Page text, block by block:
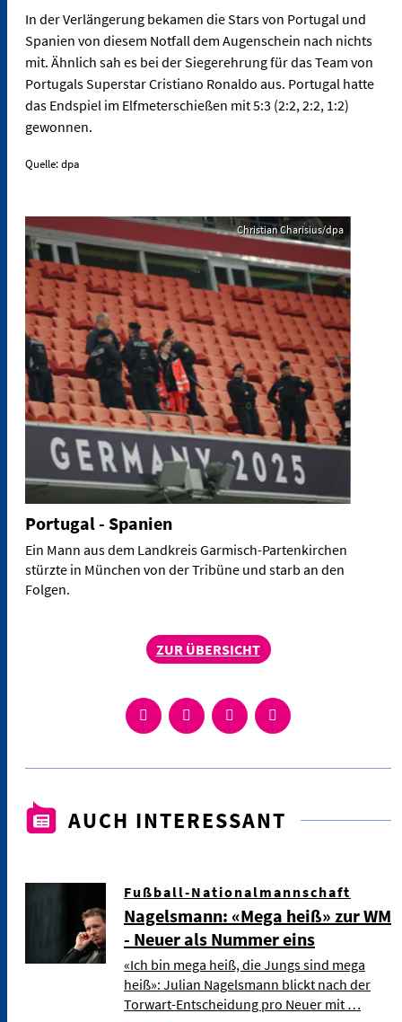
In der Verlängerung bekamen die Stars von Portugal und
Spanien von diesem Notfall dem Augenschein nach nichts
mit. Ähnlich sah es bei der Siegerehrung für das Team von
Portugals Superstar Cristiano Ronaldo aus. Portugal hatte
das Endspiel im Elfmeterschießen mit 5:3 (2:2, 2:2, 1:2)
gewonnen.
Quelle: dpa
Christian Charisius/dpa
Portugal - Spanien
Ein Mann aus dem Landkreis Garmisch-Partenkirchen
stürzte in München von der Tribüne und starb an den
Folgen.
ZUR ÜBERSICHT
AUCH INTERESSANT
Fußball-Nationalmannschaft
Nagelsmann: «Mega heiß» zur WM
- Neuer als Nummer eins
«Ich bin mega heiß, die Jungs sind mega
heiß»: Julian Nagelsmann blickt nach der
Torwart-Entscheidung pro Neuer mit …